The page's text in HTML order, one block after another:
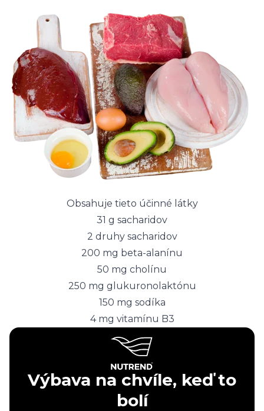
Obsahuje tieto účinné látky
31 g sacharidov
2 druhy sacharidov
200 mg beta-alanínu
50 mg cholínu
250 mg glukuronolaktónu
150 mg sodíka
4 mg vitamínu B3
Výbava na chvíle, keď to
bolí